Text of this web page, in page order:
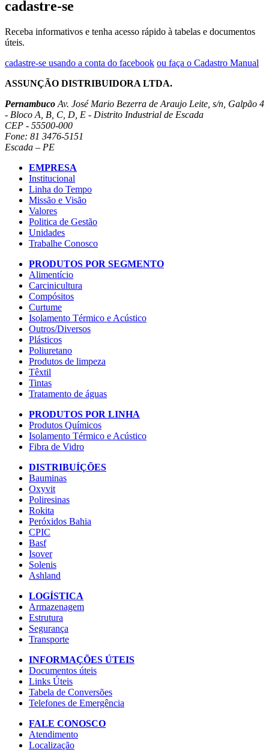
cadastre-se
Receba informativos e tenha acesso rápido à tabelas e documentos
úteis.
cadastre-se usando a conta do facebook ou faça o Cadastro Manual
ASSUNÇÃO DISTRIBUIDORA LTDA.
Pernambuco Av. José Mario Bezerra de Araujo Leite, s/n, Galpão 4
- Bloco A, B, C, D, E - Distrito Industrial de Escada
CEP - 55500-000
Fone: 81 3476-5151
Escada – PE
EMPRESA
Institucional
Linha do Tempo
Missão e Visão
Valores
Politica de Gestão
Unidades
Trabalhe Conosco
PRODUTOS POR SEGMENTO
Alimentício
Carcinicultura
Compósitos
Curtume
Isolamento Térmico e Acústico
Outros/Diversos
Plásticos
Poliuretano
Produtos de limpeza
Têxtil
Tintas
Tratamento de águas
PRODUTOS POR LINHA
Produtos Químicos
Isolamento Térmico e Acústico
Fibra de Vidro
DISTRIBUÍÇÕES
Bauminas
Oxyvit
Poliresinas
Rokita
Peróxidos Bahia
CPIC
Basf
Isover
Solenis
Ashland
LOGÍSTICA
Armazenagem
Estrutura
Segurança
Transporte
INFORMAÇÕES ÚTEIS
Documentos úteis
Links Úteis
Tabela de Conversões
Telefones de Emergência
FALE CONOSCO
Atendimento
Localização